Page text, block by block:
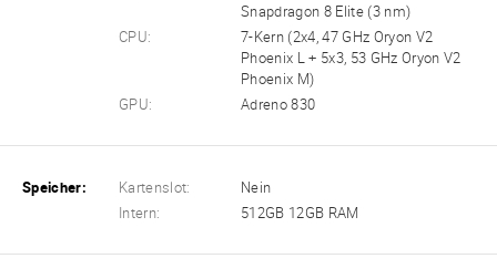
Snapdragon 8 Elite (3 nm)
CPU:
7-Kern (2x4, 47 GHz Oryon V2
Phoenix L + 5x3, 53 GHz Oryon V2
Phoenix M)
GPU:
Adreno 830
Speicher: Kartenslot:
Nein
Intern:
512GB 12GB RAM